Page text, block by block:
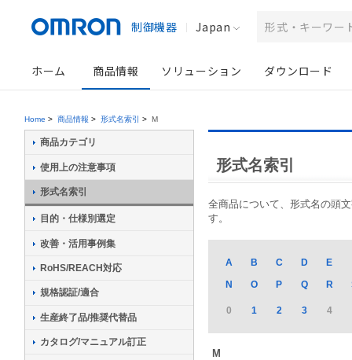
制御機器 Japan
ホーム 商品情報 ソリューション ダウンロード
Home > 商品情報 > 形式名索引 > M
形式名索引
全商品について、形式名の頭
す。
A B C D E
N
O P Q R
0 1 2 3 4
M
商品カテゴリ
使用上の注意事項
形式名索引
目的・仕様別選定
改善・活用事例集
RoHS/REACH対応
規格認証/適合
生産終了品/推奨代替品
カタログ/マニュアル訂正